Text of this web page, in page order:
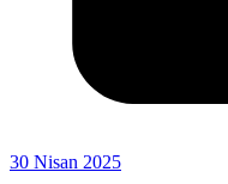
30 Nisan 2025